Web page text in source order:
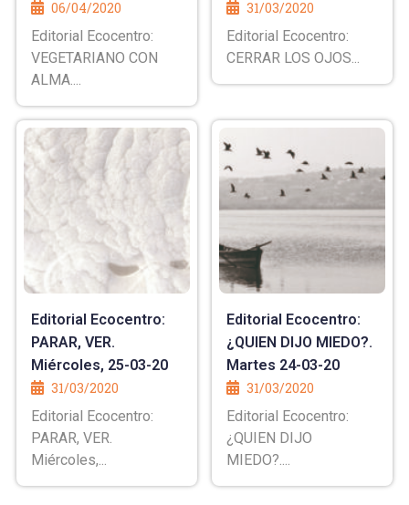
06/04/2020
Editorial Ecocentro:
VEGETARIANO CON
ALMA....
31/03/2020
Editorial Ecocentro:
CERRAR LOS OJOS...
Editorial Ecocentro:
PARAR, VER.
Miércoles, 25-03-20
31/03/2020
Editorial Ecocentro:
PARAR, VER.
Miércoles,...
Editorial Ecocentro:
¿QUIEN DIJO MIEDO?.
Martes 24-03-20
31/03/2020
Editorial Ecocentro:
¿QUIEN DIJO
MIEDO?....